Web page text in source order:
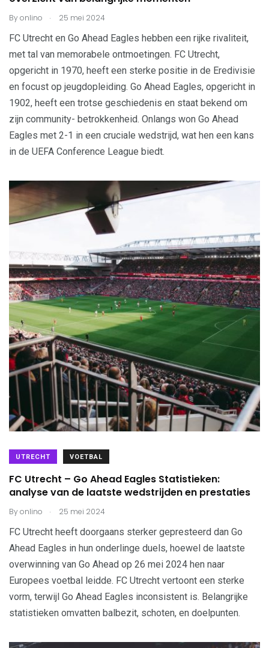
Byonlino . 25 mei 2024
FC Utrecht en Go Ahead Eagles hebben een rijke rivaliteit,
met tal van memorabele ontmoetingen. FC Utrecht,
opgericht in 1970, heeft een sterke positie in de Eredivisie
en focust op jeugdopleiding. Go Ahead Eagles, opgericht in
1902, heeft een trotse geschiedenis en staat bekend om
zijn community- betrokkenheid. Onlangs won Go Ahead
Eagles met 2-1 in een cruciale wedstrijd, wat hen een kans
in de UEFA Conference League biedt.
UTRECHT VOETBAL
FC Utrecht – Go Ahead Eagles Statistieken:
analyse van de laatste wedstrijden en prestaties
Byonlino . 25 mei 2024
FC Utrecht heeft doorgaans sterker gepresteerd dan Go
Ahead Eagles in hun onderlinge duels, hoewel de laatste
overwinning van Go Ahead op 26 mei 2024 hen naar
Europees voetbal leidde. FC Utrecht vertoont een sterke
vorm, terwijl Go Ahead Eagles inconsistent is. Belangrijke
statistieken omvatten balbezit, schoten, en doelpunten.